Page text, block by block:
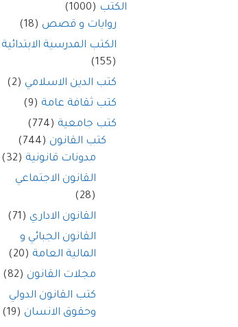
الكتب (1000)
روايات و قصص (18)
الكتب المدرسية الابتدائية
(155)
كتب الدين الاسلامي (2)
كتب ثقافة عامة (9)
كتب جامعية (774)
كتب القانون (744)
مدونات قانونية (32)
القانون الاجتماعي
(28)
القانون الاداري (71)
القانون الجبائي و
المالية العامة (20)
مجلات القانون (82)
كتب القانون الدولي
وحقوق الانسان (19)